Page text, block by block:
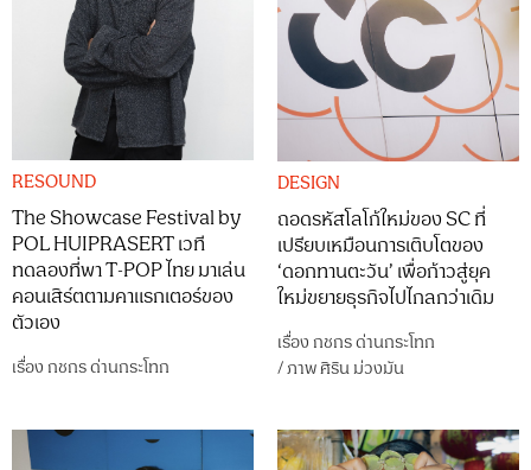
RESOUND
The Showcase Festival by
POL HUIPRASERT เวที
ทดลองที่พา T-POP ไทย มาเล่น
คอนเสิร์ตตามคาแรกเตอร์ของ
ตัวเอง
เรื่อง กชกร ด่านกระโทก
DESIGN
ถอดรหัสโลโก้ใหม่ของ SC ที่
เปรียบเหมือนการเติบโตของ
‘ดอกทานตะวัน’ เพื่อก้าวสู่ยุค
ใหม่ขยายธุรกิจไปไกลกว่าเดิม
เรื่อง กชกร ด่านกระโทก
/ภาพศิริน ม่วงมัน